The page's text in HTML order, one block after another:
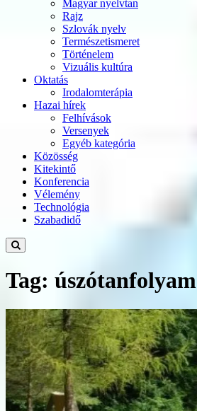
Magyar nyelvtan
Rajz
Szlovák nyelv
Természetismeret
Történelem
Vizuális kultúra
Oktatás
Irodalomterápia
Hazai hírek
Felhívások
Versenyek
Egyéb kategória
Közösség
Kitekintő
Konferencia
Vélemény
Technológia
Szabadidő
Tag: úszótanfolyam